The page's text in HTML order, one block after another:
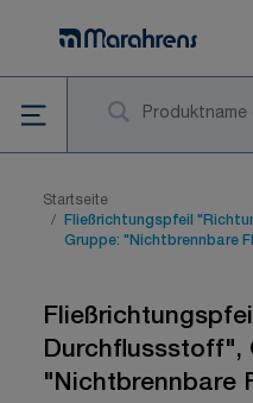
Startseite
/
Fließrichtungspfeil
Gruppe: "Nichtbrennbare
Durchflussstoff",
"Nichtbrennbare